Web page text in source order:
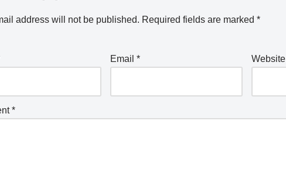
address will not be published. Required fields are marked *
Email * Website
*